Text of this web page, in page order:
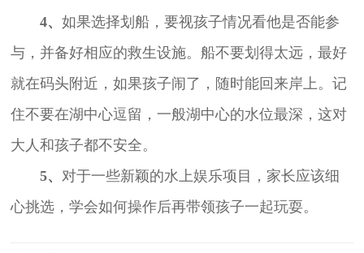
4、 如果选择划船，要视孩子情况看他是否能参
与，并备好相应的救生设施。船不要划得太远，最好
就在码头附近，如果孩子闹了，随时能回来岸上。记
住不要在湖中心逗留，一般湖中心的水位最深，这对
大人和孩子都不安全。
5、 对于一些新颖的水上娱乐项目，家长应该细
心挑选，学会如何操作后再带领孩子一起玩耍。